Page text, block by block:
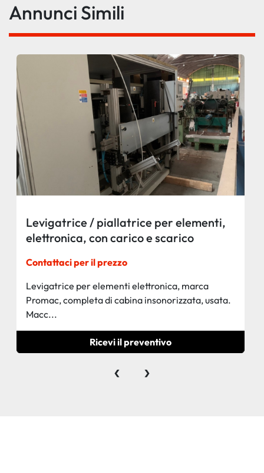
Annunci Simili
Levigatrice / piallatrice per elementi,
elettronica, con carico e scarico
Contattaci per il prezzo
Levigatrice per elementi elettronica, marca
Promac, completa di cabina insonorizzata, usata.
Macc...
Ricevi il preventivo
‹ ›